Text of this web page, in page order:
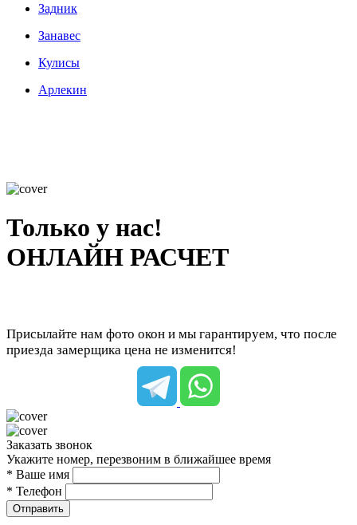
Задник
Занавес
Кулисы
Арлекин
Только у нас!
ОНЛАЙН РАСЧЕТ
Присылайте нам фото окон и мы гарантируем, что после
приезда замерщика цена не изменится!
Заказать звонок
Укажите номер, перезвоним в ближайшее время
* Ваше имя
* Телефон
Отправить